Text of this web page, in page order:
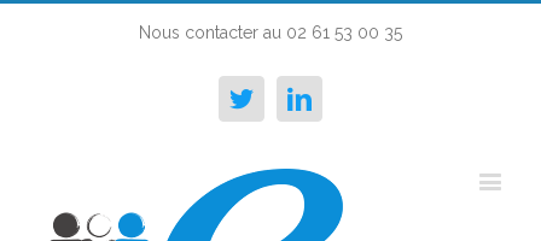
Nous contacter au 02 61 53 00 35
TwitterLinkedin